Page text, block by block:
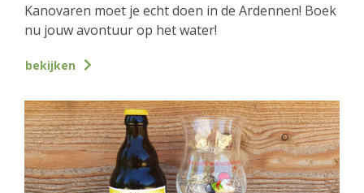
Kanovaren moet je echt doen in de Ardennen! Boek
nu jouw avontuur op het water!
bekijken